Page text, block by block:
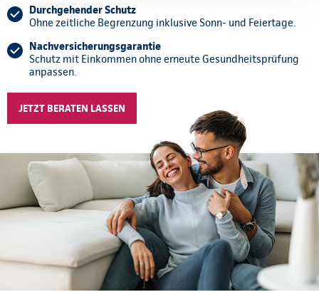
Durchgehender Schutz
Ohne zeitliche Begrenzung inklusive Sonn- und Feiertage.
Nachversicherungsgarantie
Schutz mit Einkommen ohne erneute Gesundheitsprüfung
anpassen.
JETZT BERATEN LASSEN